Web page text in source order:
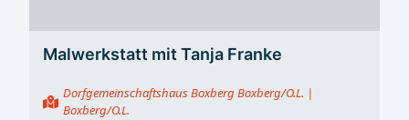
Malwerkstatt mit Tanja Franke
Dorfgemeinschaftshaus Boxberg Boxberg/O.L. |
Boxberg/O.L.